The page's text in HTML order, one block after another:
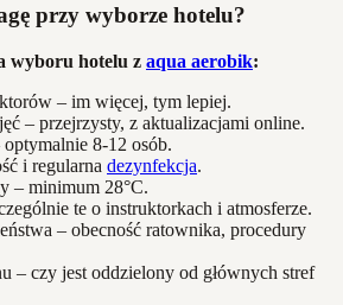
przy wyborze hotelu?
wyboru hotelu z aqua aerobik:
– im więcej, tym lepiej.
– przejrzysty, z aktualizacjami online.
8-12 osób.
i regularna dezynfekcja.
– minimum 28°C.
te o instruktorkach i atmosferze.
– obecność ratownika, procedury
– czy jest oddzielony od głównych stref